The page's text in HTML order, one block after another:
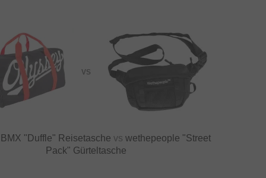
VS
"Duffle" Reisetasche vs wethepeople "Street
Pack" Gürteltasche